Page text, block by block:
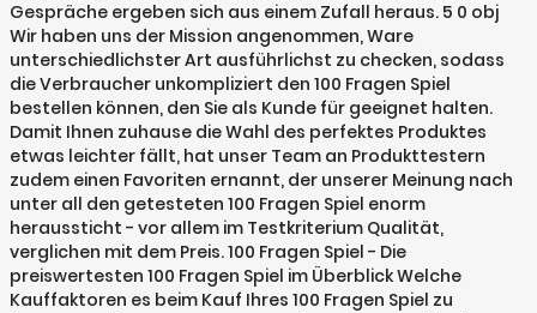
Gespräche ergeben sich aus einem Zufall heraus. 5 0 obj
Wir haben uns der Mission angenommen, Ware
unterschiedlichster Art ausführlichst zu checken, sodass
die Verbraucher unkompliziert den 100 Fragen Spiel
bestellen können, den Sie als Kunde für geeignet halten.
Damit Ihnen zuhause die Wahl des perfektes Produktes
etwas leichter fällt, hat unser Team an Produkttestern
zudem einen Favoriten ernannt, der unserer Meinung nach
unter all den getesteten 100 Fragen Spiel enorm
heraussticht - vor allem im Testkriterium Qualität,
verglichen mit dem Preis. 100 Fragen Spiel - Die
preiswertesten 100 Fragen Spiel im Überblick Welche
Kauffaktoren es beim Kauf Ihres 100 Fragen Spiel zu